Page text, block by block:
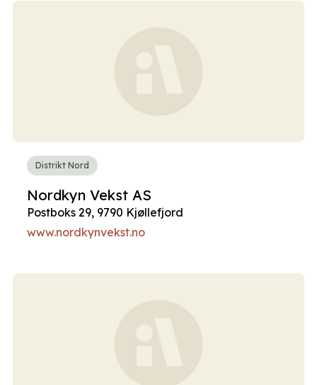
Distrikt Nord
Nordkyn Vekst AS
Postboks 29, 9790 Kjøllefjord
www.nordkynvekst.no